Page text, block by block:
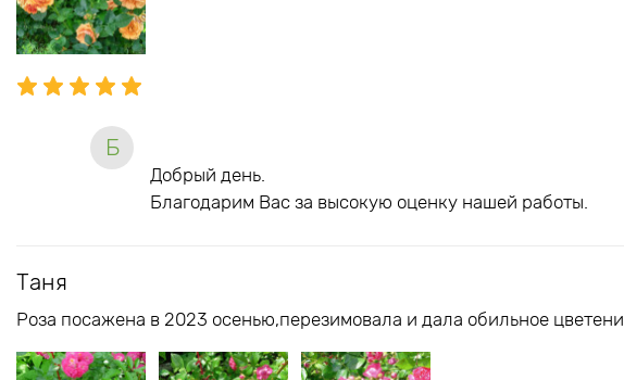
Б
Добрый день.
Благодарим Вас за высокую оценку нашей работы.
Таня
Роза посажена в 2023 осенью,перезимовала и дала обильное